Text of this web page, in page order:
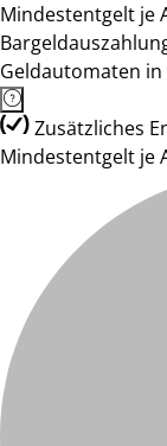
Mindestentgelt je
Geldautomaten
Zusätzliches
Mindestentgelt je